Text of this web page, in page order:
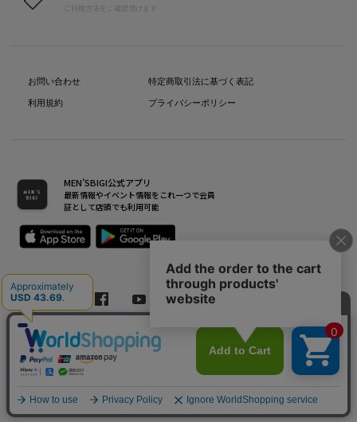
ご利用方法をご確認頂けます
お問い合わせ
利用規約
特定商取引法に基づく表記
プライバシーポリシー
MEN’SBIGI公式アプリ
最新情報やイベント情報をこれ一つで会員
証として店頭でも利用可能
Copyright(C) Bigi Co.,Ltd.All Rights Reserved.